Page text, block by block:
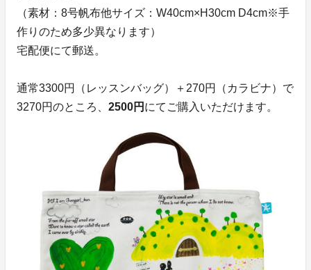
（素材：8号帆布他サイズ：W40cm×H30cm D4cm※手
作りのため多少異なります）
宅配便にて郵送。
通常3300円（レッスンバッグ）＋270円（カラビナ）で
3270円のところ、 2500円 にてご購入いただけます。